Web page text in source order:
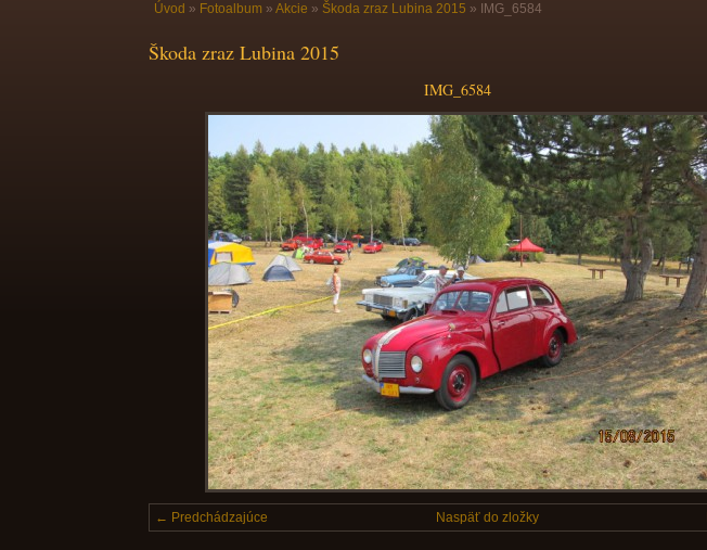
Úvod » Fotoalbum » Akcie » Škoda zraz Lubina 2015 » IMG_6584
Škoda zraz Lubina 2015
IMG_6584
← Predchádzajúce Naspäť do zložky